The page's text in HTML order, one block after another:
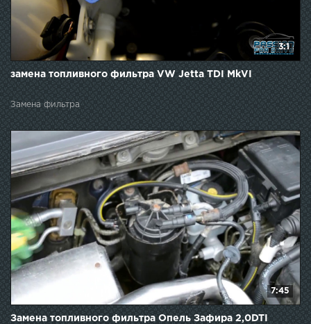
3:1
замена топливного фильтра VW Jetta TDI MkVI
Замена фильтра
7:45
Замена топливного фильтра Опель Зафира 2,0DTI